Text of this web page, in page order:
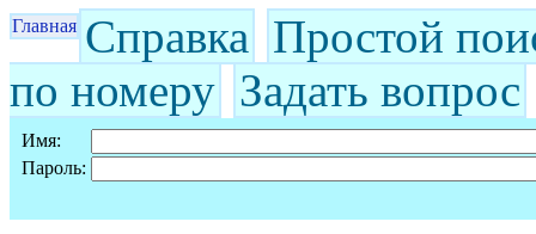
Главная Справка Простой
по номеру Задать вопрос
Имя:
Пароль: